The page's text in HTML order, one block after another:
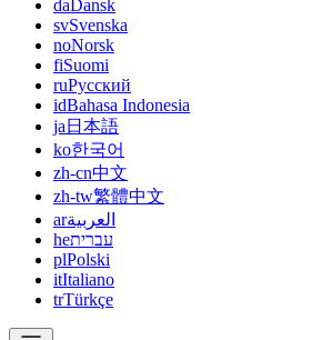
da Dansk
svSvenska
noNorsk
fiSuomi
ruРусский
idBahasa Indonesia
ja 日本語
ko한국어
zh-cn中文
zh-tw繁體中文
arالعربية
heעברית
plPolski
itItaliano
trTürkçe